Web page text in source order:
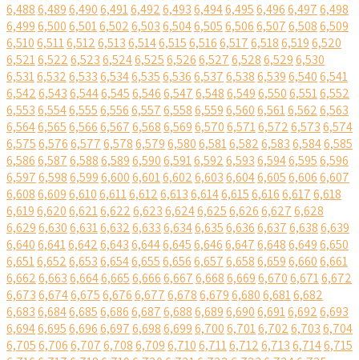
6,4886,4896,4906,4916,4926,4936,4946,4956,4966,4976,498
6,4996,5006,5016,5026,5036,5046,5056,5066,5076,5086,509
6,5106,5116,5126,5136,5146,5156,5166,5176,5186,5196,520
6,5216,5226,5236,5246,5256,5266,5276,5286,5296,530
6,5316,5326,5336,5346,5356,5366,5376,5386,5396,5406,541
6,5426,5436,5446,5456,5466,5476,5486,5496,5506,5516,552
6,5536,5546,5556,5566,5576,5586,5596,5606,5616,5626,563
6,5646,5656,5666,5676,5686,5696,5706,5716,5726,5736,574
6,5756,5766,5776,5786,5796,5806,5816,5826,5836,5846,585
6,5866,5876,5886,5896,5906,5916,5926,5936,5946,5956,596
6,5976,5986,5996,6006,6016,6026,6036,6046,6056,6066,607
6,6086,6096,6106,6116,6126,6136,6146,6156,6166,6176,618
6,6196,6206,6216,6226,6236,6246,6256,6266,6276,628
6,6296,6306,6316,6326,6336,6346,6356,6366,6376,6386,639
6,6406,6416,6426,6436,6446,6456,6466,6476,6486,6496,650
6,6516,6526,6536,6546,6556,6566,6576,6586,6596,6606,661
6,6626,6636,6646,6656,6666,6676,6686,6696,6706,6716,672
6,6736,6746,6756,6766,6776,6786,6796,6806,6816,682
6,6836,6846,6856,6866,6876,6886,6896,6906,6916,6926,693
6,6946,6956,6966,6976,6986,6996,7006,7016,7026,7036,704
6,7056,7066,7076,7086,7096,7106,7116,7126,7136,7146,715